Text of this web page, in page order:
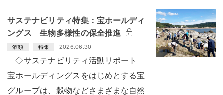
サステナビリティ特集：宝ホールディ
ングス 生物多様性の保全推進
酒類 特集 2026.06.30
◇サステナビリティ活動リポート
宝ホールディングスをはじめとする宝
グループは、穀物などさまざまな自然